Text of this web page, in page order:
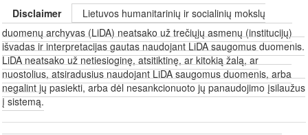
Disclaimer
Lietuvos humanitarinių ir socialinių mokslų
duomenų archyvas (LiDA) neatsako už trečiųjų asmenų (institucijų)
išvadas ir interpretacijas gautas naudojant LiDA saugomus duomenis.
LiDA neatsako už netiesioginę, atsitiktinę, ar kitokią žalą, ar
nuostolius, atsiradusius naudojant LiDA saugomus duomenis, arba
negalint jų pasiekti, arba dėl nesankcionuoto jų panaudojimo įsilaužus
į sistemą.